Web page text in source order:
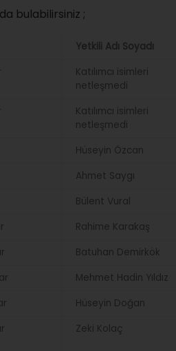
bulabilirsiniz ;
Yetkili Adı Soyadı
Katılımcı isimleri
netleşmedi
Katılımcı isimleri
netleşmedi
Hüseyin Özcan
Ahmet Saygı
Bülent Vural
Rahime Karakaş
Batuhan Demirkök
Mehmet Hadin Yıldız
Hüseyin Doğan
Zeki Kolaç